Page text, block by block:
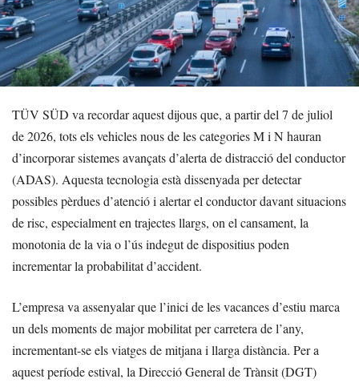
TÜV SÜD va recordar aquest dijous que, a partir del 7 de juliol
de 2026, tots els vehicles nous de les categories M i N hauran
d’incorporar sistemes avançats d’alerta de distracció del conductor
(ADAS). Aquesta tecnologia està dissenyada per detectar
possibles pèrdues d’atenció i alertar el conductor davant situacions
de risc, especialment en trajectes llargs, on el cansament, la
monotonia de la via o l’ús indegut de dispositius poden
incrementar la probabilitat d’accident.
L’empresa va assenyalar que l’inici de les vacances d’estiu marca
un dels moments de major mobilitat per carretera de l’any,
incrementant-se els viatges de mitjana i llarga distància. Per a
aquest període estival, la Direcció General de Trànsit (DGT)